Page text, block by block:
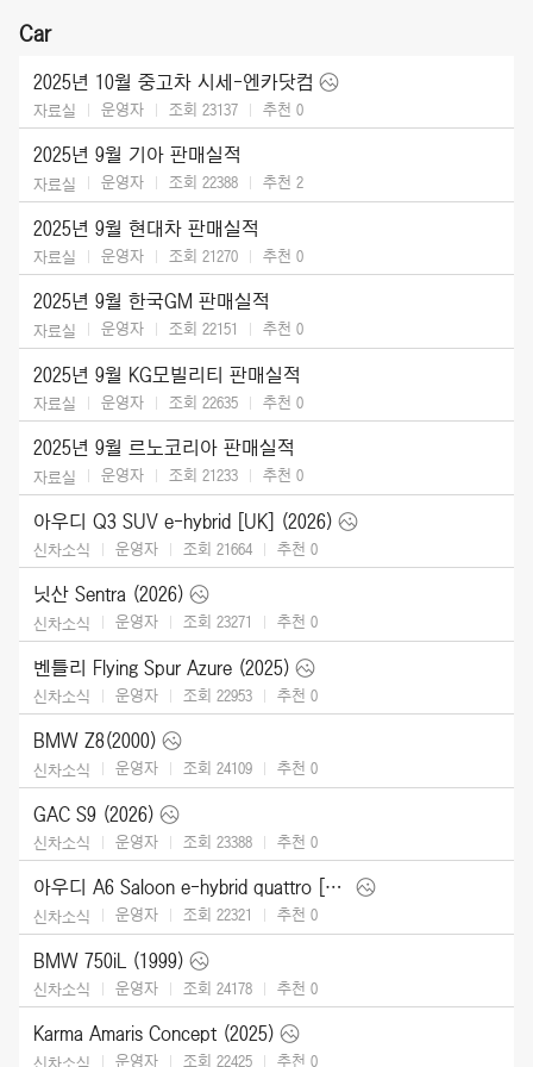
Car
2025년 10월 중고차 시세-엔카닷컴
자료실 운영자 조회 23137 추천 0
2025년 9월 기아 판매실적
자료실 운영자 조회 22388 추천 2
2025년 9월 현대차 판매실적
자료실 운영자 조회 21270 추천 0
2025년 9월 한국GM 판매실적
자료실 운영자 조회 22151 추천 0
2025년 9월 KG모빌리티 판매실적
자료실 운영자 조회 22635 추천 0
2025년 9월 르노코리아 판매실적
자료실 운영자 조회 21233 추천 0
아우디 Q3 SUV e-hybrid [UK] (2026)
신차소식 운영자 조회 21664 추천 0
닛산 Sentra (2026)
신차소식 운영자 조회 23271 추천 0
벤틀리 Flying Spur Azure (2025)
신차소식 운영자 조회 22953 추천 0
BMW Z8(2000)
신차소식 운영자 조회 24109 추천 0
GAC S9 (2026)
신차소식 운영자 조회 23388 추천 0
아우디 A6 Saloon e-hybrid quattro [UK] (2026)
신차소식 운영자 조회 22321 추천 0
BMW 750iL (1999)
신차소식 운영자 조회 24178 추천 0
Karma Amaris Concept (2025)
신차소식 운영자 조회 22425 추천 0